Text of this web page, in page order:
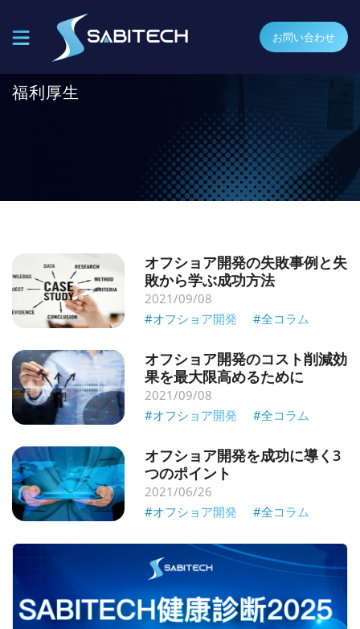
お問い合わせ
福利厚生
オフショア開発の失敗事例と失
敗から学ぶ成功方法
2021/09/08
#オフショア開発
#全コラム
オフショア開発のコスト削減効
果を最大限高めるために
2021/09/08
#オフショア開発
#全コラム
オフショア開発を成功に導く3
つのポイント
2021/06/26
#オフショア開発
#全コラム